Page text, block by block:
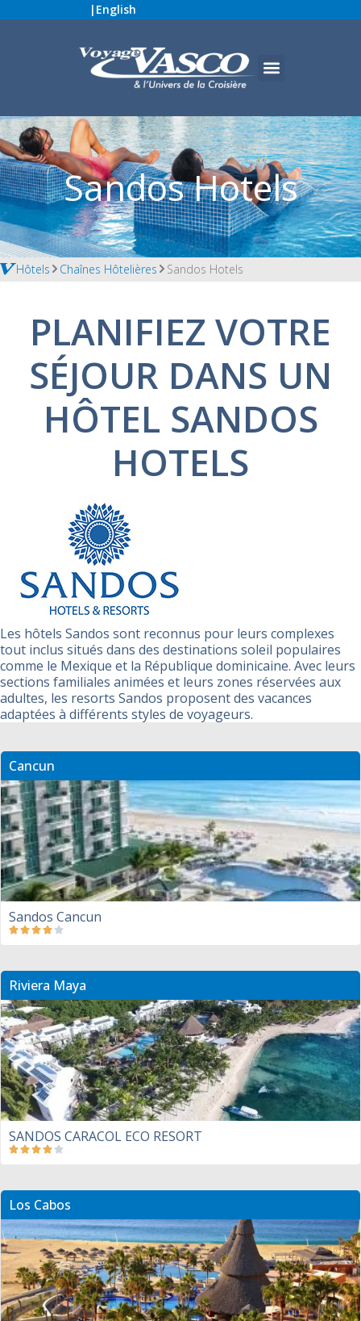
| English
Sandos Hotels
Hôtels Chaînes Hôtelières Sandos Hotels
PLANIFIEZ VOTRE
SÉJOUR DANS UN
HÔTEL SANDOS
HOTELS
Les hôtels Sandos sont reconnus pour leurs complexes
tout inclus situés dans des destinations soleil populaires
comme le Mexique et la République dominicaine. Avec leurs
sections familiales animées et leurs zones réservées aux
adultes, les resorts Sandos proposent des vacances
adaptées à différents styles de voyageurs.
Cancun
Sandos Cancun
Riviera Maya
SANDOS CARACOL ECO RESORT
Los Cabos